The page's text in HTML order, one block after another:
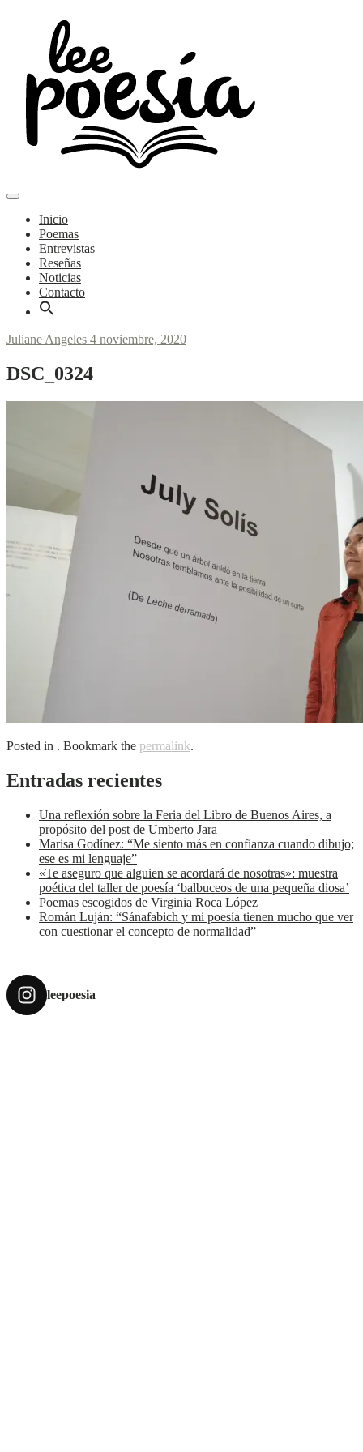
Lee Poesía
Poemas y entrevistas
Menu
Inicio
Poemas
Entrevistas
Reseñas
Noticias
Contacto
Juliane Angeles 4 noviembre, 2020
DSC_0324
Posted in . Bookmark the permalink.
Entradas recientes
Una reflexión sobre la Feria del Libro de Buenos Aires, a
propósito del post de Umberto Jara
Marisa Godínez: “Me siento más en confianza cuando dibujo;
ese es mi lenguaje”
«Te aseguro que alguien se acordará de nosotras»: muestra
poética del taller de poesía ‘balbuceos de una pequeña diosa’
Poemas escogidos de Virginia Roca López
Román Luján: “Sánafabich y mi poesía tienen mucho que ver
con cuestionar el concepto de normalidad”
leepoesia